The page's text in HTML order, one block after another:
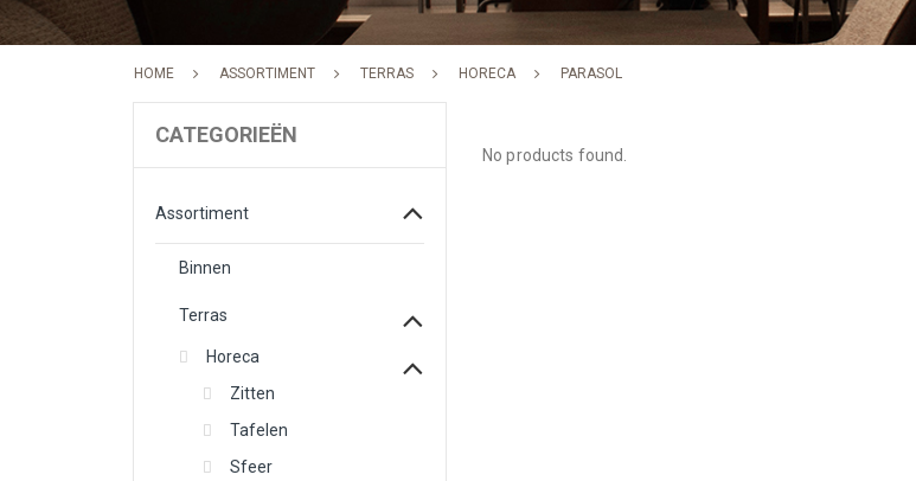
HOME ASSORTIMENT TERRAS HORECA PARASOL
No products found.
CATEGORIEËN
Assortiment
Binnen
Terras
Horeca
Zitten
Tafelen
Sfeer